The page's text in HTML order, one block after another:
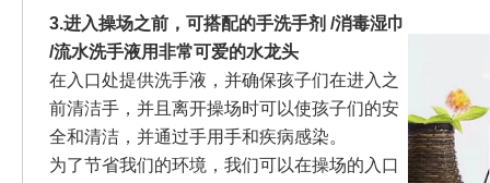
3.进入操场之前，可搭配的手洗手剂 /消毒湿巾
/流水洗手液用非常可爱的水龙头
在入口处提供洗手液，并确保孩子们在进入之
前清洁手，并且离开操场时可以使孩子们的安
全和清洁，并通过手用手和疾病感染。
为了节省我们的环境，我们可以在操场的入口